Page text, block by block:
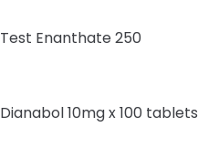
Test Enanthate 250
Dianabol 10mg x 100 tablets